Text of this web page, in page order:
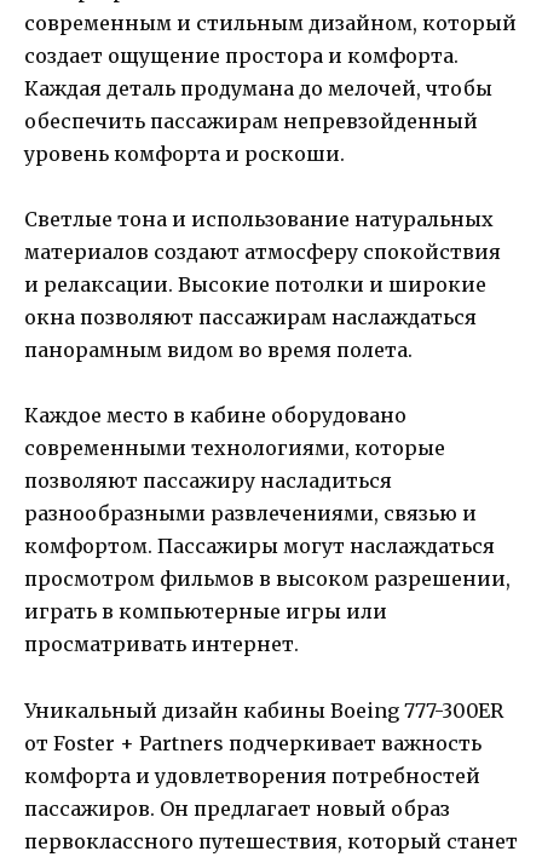
современным и стильным дизайном, который
создает ощущение простора и комфорта.
Каждая деталь продумана до мелочей, чтобы
обеспечить пассажирам непревзойденный
уровень комфорта и роскоши.
Светлые тона и использование натуральных
материалов создают атмосферу спокойствия
и релаксации. Высокие потолки и широкие
окна позволяют пассажирам наслаждаться
панорамным видом во время полета.
Каждое место в кабине оборудовано
современными технологиями, которые
позволяют пассажиру насладиться
разнообразными развлечениями, связью и
комфортом. Пассажиры могут наслаждаться
просмотром фильмов в высоком разрешении,
играть в компьютерные игры или
просматривать интернет.
Уникальный дизайн кабины Boeing 777-300ER
от Foster + Partners подчеркивает важность
комфорта и удовлетворения потребностей
пассажиров. Он предлагает новый образ
первоклассного путешествия, который станет